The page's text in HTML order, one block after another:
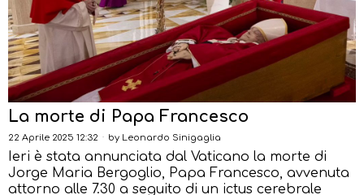
La morte di Papa Francesco
22 Aprile 2025 12:32 by Leonardo Sinigaglia
Ieri è stata annunciata dal Vaticano la morte di
Jorge Maria Bergoglio, Papa Francesco, avvenuta
attorno alle 7.30 a seguito di un ictus cerebrale